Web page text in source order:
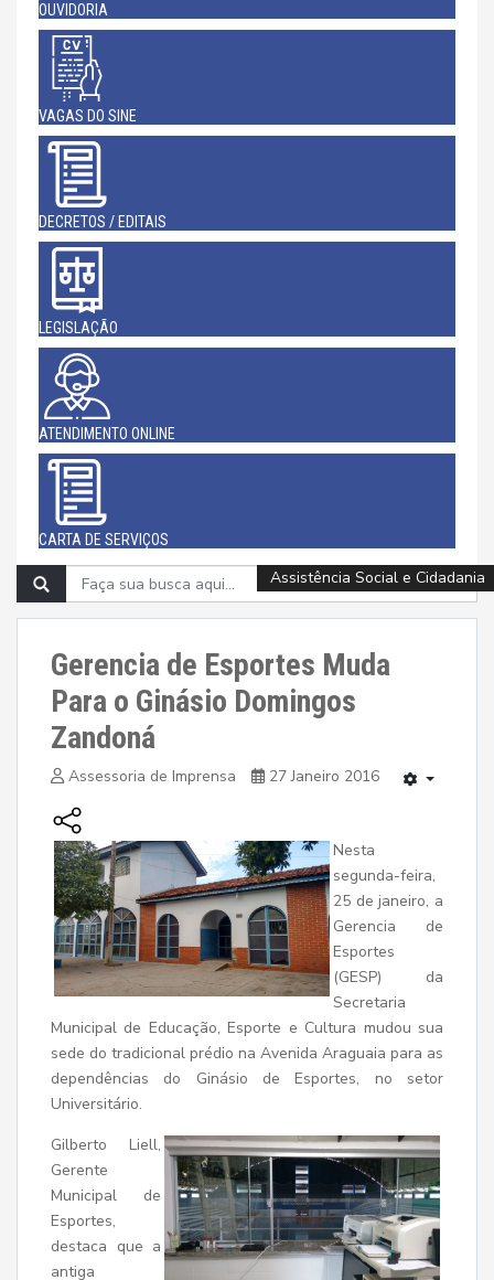
OUVIDORIA
VAGAS DO SINE
DECRETOS / EDITAIS
LEGISLAÇÃO
ATENDIMENTO ONLINE
CARTA DE SERVIÇOS
Gerencia de Esportes Muda
Para o Ginásio Domingos
Zandoná
Assessoria de Imprensa 27 Janeiro 2016
Nesta
segunda-feira,
25 de janeiro, a
Gerencia de
Esportes
(GESP) da
Secretaria
Municipal de Educação, Esporte e Cultura mudou sua
sede do tradicional prédio na Avenida Araguaia para as
dependências do Ginásio de Esportes, no setor
Universitário.
Gilberto Liell,
Gerente
Municipal de
Esportes,
destaca que a
antiga
Esporte, Cultura e Lazer
Esporte, Cultura e Lazer
Esporte, Cultura e Lazer
Infraestrutura e Meio Ambiente
Esporte, Cultura e Lazer
Esporte, Cultura e Lazer
Esporte, Cultura e Lazer
Educação
Assistência Social e Cidadania